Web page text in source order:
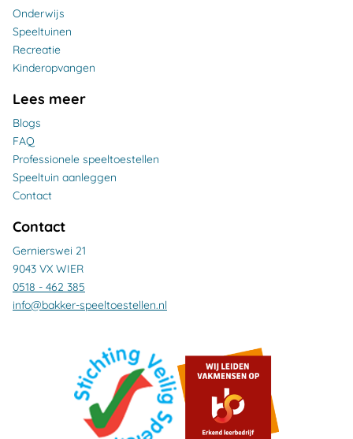
Onderwijs
Speeltuinen
Recreatie
Kinderopvangen
Lees meer
Blogs
FAQ
Professionele speeltoestellen
Speeltuin aanleggen
Contact
Contact
Gernierswei 21
9043 VX WIER
0518 - 462 385
info@bakker-speeltoestellen.nl